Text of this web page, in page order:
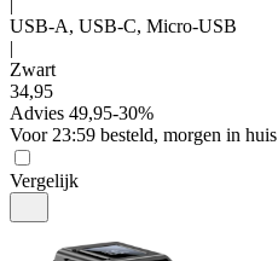
|
USB-A, USB-C, Micro-USB
|
Zwart
34,95
Advies 49,95-30%
Voor 23:59 besteld, morgen in huis
Vergelijk